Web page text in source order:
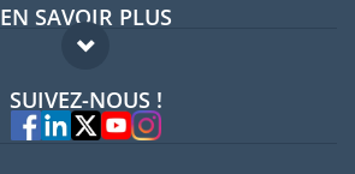
Guides pays
EN SAVOIR PLUS
FAQ
Experts
SUIVEZ-NOUS !